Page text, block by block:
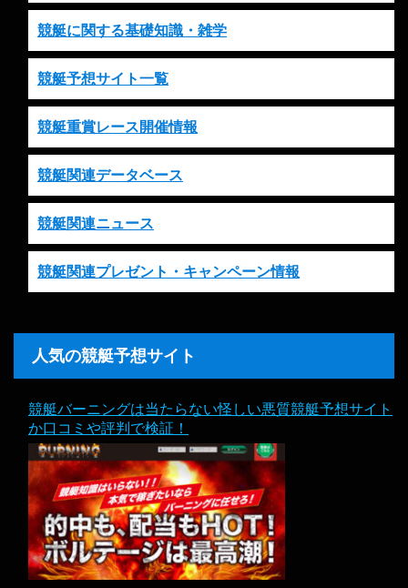
競艇に関する基礎知識・雑学
競艇予想サイト一覧
競艇重賞レース開催情報
競艇関連データベース
競艇関連ニュース
競艇関連プレゼント・キャンペーン情報
人気の競艇予想サイト
競艇バーニングは当たらない怪しい悪質競艇予想サイト
か口コミや評判で検証！